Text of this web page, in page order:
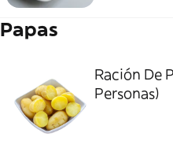
Papas
Ración De
Personas)